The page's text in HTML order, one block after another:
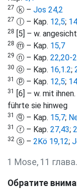
27 ⓚ – Jos 24,2
27 ⓛ – Kap. 12,5;
28 [5] – w.
28 ⓜ – Kap. 15,7
29 ⓝ – Kap. 22,20-
30 ⓞ – Kap. 16,1.2;
31 ⓟ – Kap. 12,5;
31
[6] – w. mit
führte sie hinweg
31 ⓠ – Kap. 15,7;
31 ⓡ – Kap. 27,43;
32 ⓢ – 2Kö 19,12;
1 Mose, 11
Обратите